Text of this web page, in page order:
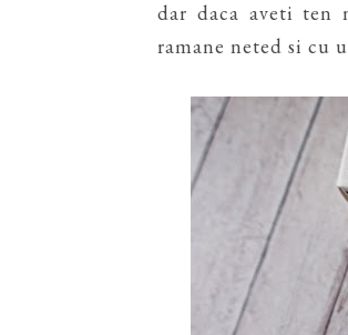
dar daca aveti ten
ramane neted si cu